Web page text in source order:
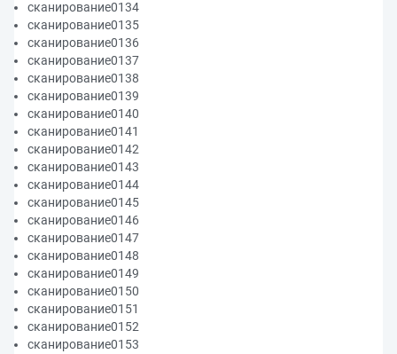
сканирование0134
сканирование0135
сканирование0136
сканирование0137
сканирование0138
сканирование0139
сканирование0140
сканирование0141
сканирование0142
сканирование0143
сканирование0144
сканирование0145
сканирование0146
сканирование0147
сканирование0148
сканирование0149
сканирование0150
сканирование0151
сканирование0152
сканирование0153